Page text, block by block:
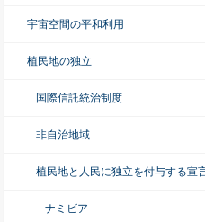
宇宙空間の平和利用
植民地の独立
国際信託統治制度
非自治地域
植民地と人民に独立を付与する宣
ナミビア